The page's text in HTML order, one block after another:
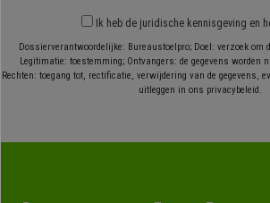
Ik heb de juridische kennisgeving en
Dossierverantwoordelijke: Bureaustoelpro; Doel: verzoek om
Legitimatie: toestemming; Ontvangers: de gegevens worden
Rechten: toegang tot, rectificatie, verwijdering van de gegevens,
uitleggen in ons privacybeleid.